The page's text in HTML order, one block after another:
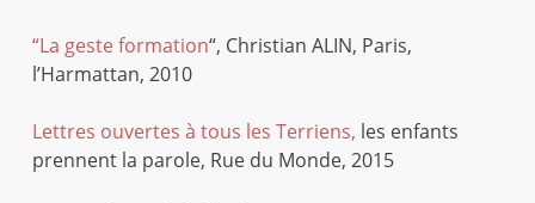
“La geste formation“, Christian ALIN, Paris,
l’Harmattan, 2010
Lettres ouvertes à tous les Terriens, les enfants
prennent la parole, Rue du Monde, 2015